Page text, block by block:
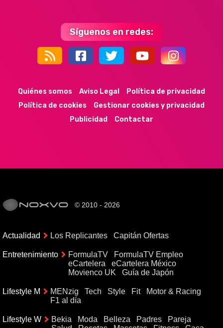
Síguenos en redes:
44k 9k 35k 352
Quiénes somos Aviso Legal
Política de privacidad
Política de cookies
Gestionar cookies y privacidad
Publicidad
Contactar
© 2010 - 2026
Actualidad Los Replicantes Capitán Ofertas
Entretenimiento FormulaTV
FormulaTV Empleo
eCartelera
eCartelera México
Movienco UK
Guía de Japón
Lifestyle M MENzig Tech Style Fit
Motor & Racing
F1 al día
Lifestyle W Bekia Moda Belleza Padres
Pareja